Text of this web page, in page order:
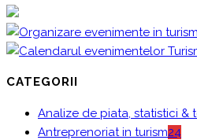
CATEGORII
Analize de piata, statistici &
Antreprenoriat in turism24